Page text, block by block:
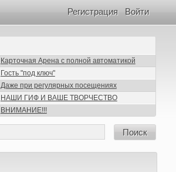
Войти
Регистрация
Карточная Арена с полной автоматикой
Гость "под ключ"
Даже при регулярных посещениях
НАШИ ГИФ И ВАШЕ ТВОРЧЕСТВО
ВНИМАНИЕ!!!
Поиск